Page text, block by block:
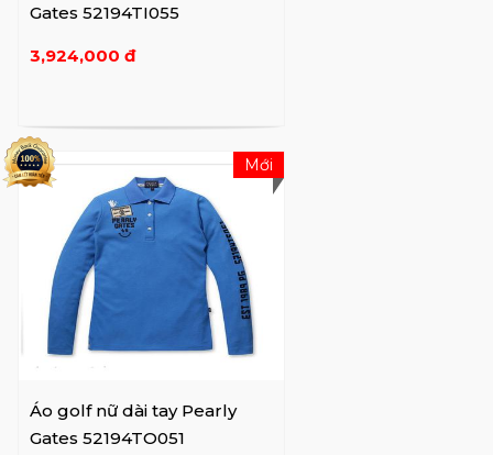
Gates 52194TI055
3,924,000 đ
Áo golf nữ dài tay Pearly
Gates 52194TO051
Mới